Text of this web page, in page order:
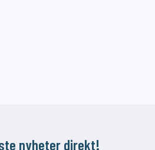
nyheter direkt!